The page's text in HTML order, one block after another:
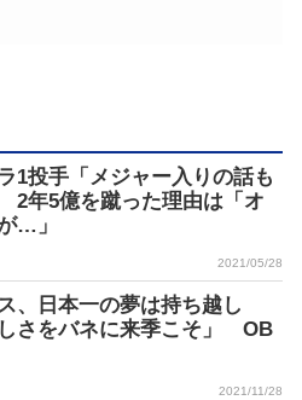
1投手「メジャー入りの話も
2年5億を蹴った理由は「オ
…」
2021/05/28
、日本一の夢は持ち越し
しさをバネに来季こそ」 OB
2021/11/28